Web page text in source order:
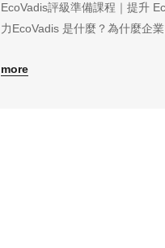
EcoVadis評級準備課程｜提升
力EcoVadis 是什麼？為什麼企
業在環境（Environment）、勞
more